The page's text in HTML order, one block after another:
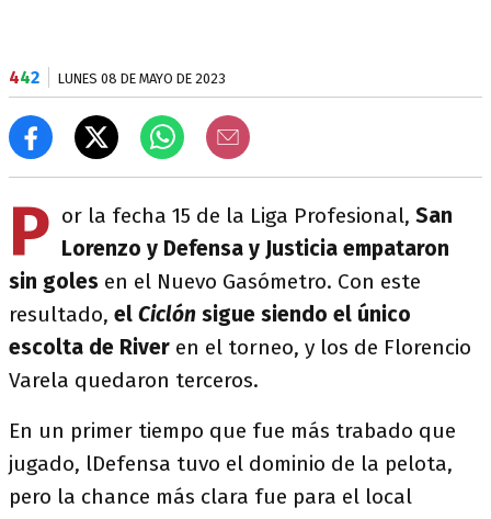
442 LUNES 08 DE MAYO DE 2023
P or la fecha 15 de la Liga Profesional, San
Lorenzo y Defensa y Justicia empataron
sin goles en el Nuevo Gasómetro. Con este
resultado, el Ciclón sigue siendo el único
escolta de River en el torneo, y los de Florencio
Varela quedaron terceros.
En un primer tiempo que fue más trabado que
jugado, lDefensa tuvo el dominio de la pelota,
pero la chance más clara fue para el local